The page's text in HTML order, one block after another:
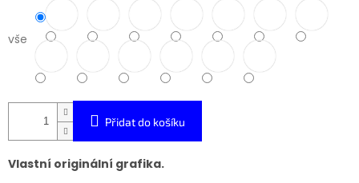
vše
Přidat do košíku
Vlastní originální grafika.